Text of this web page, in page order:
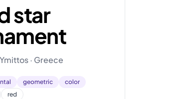
star
· Greece
geometric
color
red